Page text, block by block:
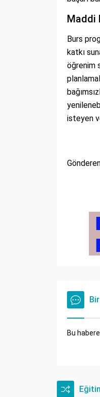
Maddi
Burs
katkı
öğrenim
isteyen
Bu